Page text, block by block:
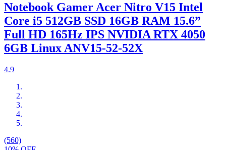
Notebook Gamer Acer Nitro V15 Intel
Core i5 512GB SSD 16GB RAM 15.6”
Full HD 165Hz IPS NVIDIA RTX 4050
6GB Linux ANV15-52-52X
4.9
(560)